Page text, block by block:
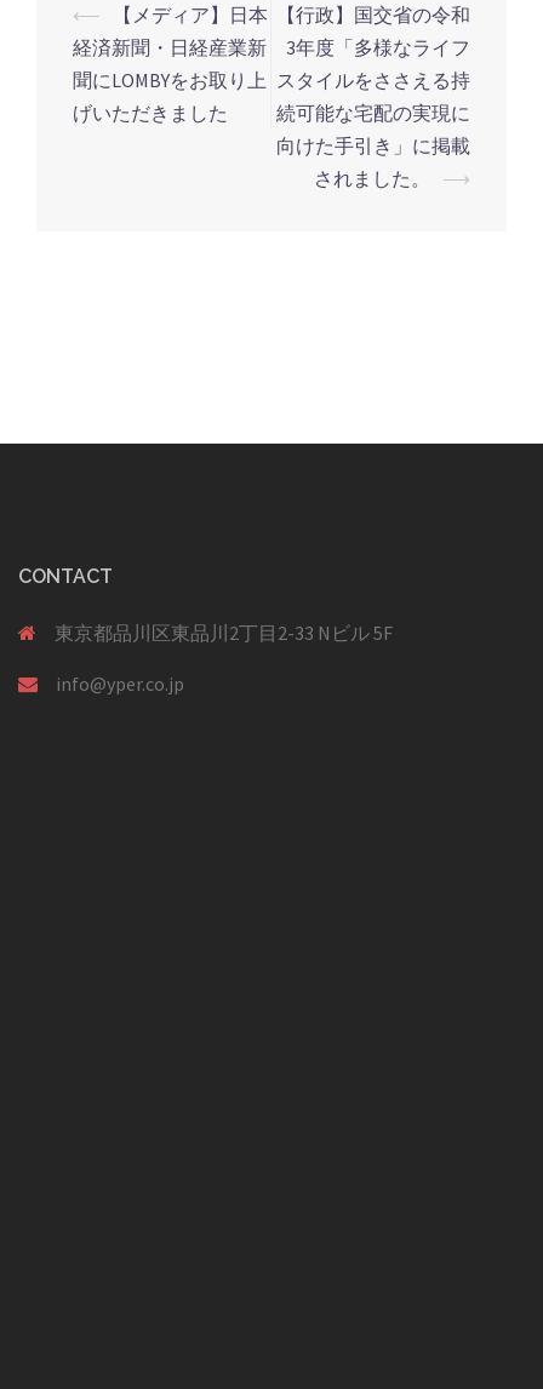
投
稿
ナ
ビ
⟵
【メディア】日本
経済新聞・日経産業新
聞にLOMBYをお取り上
げいただきました
【行政】国交省の令和
3年度「多様なライフ
スタイルをささえる持
続可能な宅配の実現に
向けた手引き」に掲載
されました。
⟶
CONTACT
東京都品川区東品川2丁目2-33 Nビル 5F
info@yper.co.jp